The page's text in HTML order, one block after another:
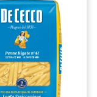
2020
2019